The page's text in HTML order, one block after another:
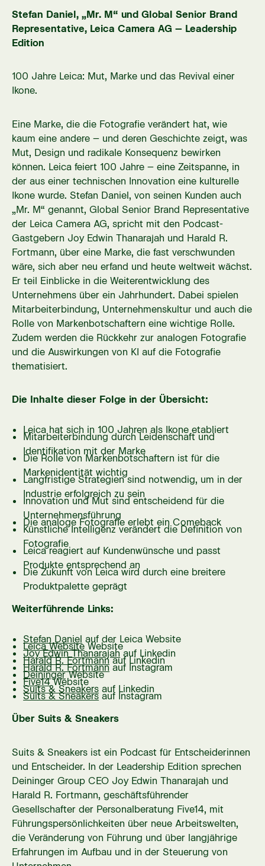
Stefan Daniel, „Mr. M“ und Global Senior Brand
Representative, Leica Camera AG – Leadership
Edition
100 Jahre Leica: Mut, Marke und das Revival einer
Ikone.
Eine Marke, die die Fotografie verändert hat, wie
kaum eine andere – und deren Geschichte zeigt, was
Mut, Design und radikale Konsequenz bewirken
können. Leica feiert 100 Jahre – eine Zeitspanne, in
der aus einer technischen Innovation eine kulturelle
Ikone wurde. Stefan Daniel, von seinen Kunden auch
„Mr. M“ genannt, Global Senior Brand Representative
der Leica Camera AG, spricht mit den Podcast-
Gastgebern Joy Edwin Thanarajah und Harald R.
Fortmann, über eine Marke, die fast verschwunden
wäre, sich aber neu erfand und heute weltweit wächst.
Er teil Einblicke in die Weiterentwicklung des
Unternehmens über ein Jahrhundert. Dabei spielen
Mitarbeiterbindung, Unternehmenskultur und auch die
Rolle von Markenbotschaftern eine wichtige Rolle.
Zudem werden die Rückkehr zur analogen Fotografie
und die Auswirkungen von KI auf die Fotografie
thematisiert.
Die Inhalte dieser Folge in der Übersicht:
Leica hat sich in 100 Jahren als Ikone etabliert
Mitarbeiterbindung durch Leidenschaft und
Identifikation mit der Marke
Die Rolle von Markenbotschaftern ist für die
Markenidentität wichtig
Langfristige Strategien sind notwendig, um in der
Industrie erfolgreich zu sein
Innovation und Mut sind entscheidend für die
Unternehmensführung
Die analoge Fotografie erlebt ein Comeback
Künstliche Intelligenz verändert die Definition von
Fotografie
Leica reagiert auf Kundenwünsche und passt
Produkte entsprechend an
Die Zukunft von Leica wird durch eine breitere
Produktpalette geprägt
Weiterführende Links:
Stefan Daniel auf der Leica Website
Leica WebsiteWebsite
Joy Edwin Thanarajahauf Linkedin
Harald R. Fortmannauf Linkedin
Harald R. Fortmannauf Instagram
DeiningerWebsite
Five14Website
Suits & Sneakers auf Linkedin
Suits & Sneakersauf Instagram
Über Suits & Sneakers
Suits & Sneakers ist ein Podcast für Entscheiderinnen
und Entscheider. In der Leadership Edition sprechen
Deininger Group CEO Joy Edwin Thanarajah und
Harald R. Fortmann, geschäftsführender
Gesellschafter der Personalberatung Five14, mit
Führungspersönlichkeiten über neue Arbeitswelten,
die Veränderung von Führung und über langjährige
Erfahrungen im Aufbau und in der Steuerung von